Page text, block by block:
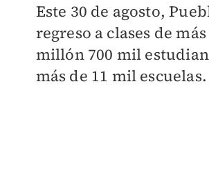
Este 30 de agosto,
regreso a clases de
millón 700 mil
más de 11 mil escuelas.